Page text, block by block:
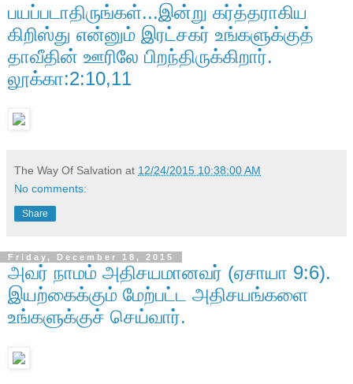
பயப்படாதிருங்கள்...இன்று கர்த்தராகிய
கிறிஸ்து என்னும் இரட்சகர் உங்களுக்குத்
தாவீதின் ஊரிலே பிறந்திருக்கிறார்.
லூக்கா:2:10,11
The Way Of Salvation at 12/24/2015 10:38:00 AM
No comments:
Share
Friday, December 18, 2015
அவர் நாமம் அதிசயமானவர் (ஏசாயா 9:6).
இயற்கைக்கும் மேற்பட்ட அதிசயங்களை
உங்களுக்குச் செய்வார்.